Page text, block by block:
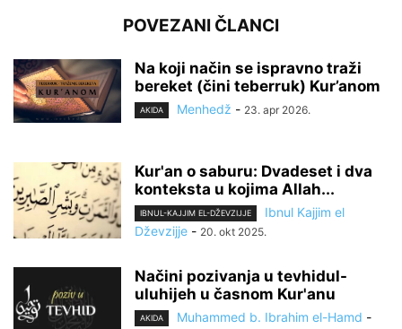
POVEZANI ČLANCI
Na koji način se ispravno traži
bereket (čini teberruk) Kur’anom
AKIDA Menhedž - 23. apr 2026.
Kur'an o saburu: Dvadeset i dva
konteksta u kojima Allah...
IBNUL-KAJJIM EL-DŽEVZIJJE
Ibnul Kajjim el
Dževzijje - 20. okt 2025.
Načini pozivanja u tevhidul-
uluhijeh u časnom Kur'anu
AKIDA Muhammed b. Ibrahim el-Hamd -